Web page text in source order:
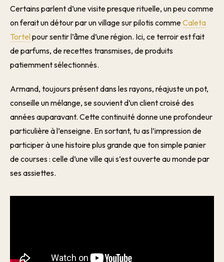
Certains parlent d’une visite presque rituelle, un peu comme
on ferait un détour par un village sur pilotis commeCaleta
Tortelpour sentir l’âme d’une région. Ici, ce terroir est fait
de parfums, de recettes transmises, de produits
patiemment sélectionnés.
Armand, toujours présent dans les rayons, réajuste un pot,
conseille un mélange, se souvient d’un client croisé des
années auparavant. Cette continuité donne une profondeur
particulière à l’enseigne. En sortant, tu as l’impression de
participer à une histoire plus grande que ton simple panier
de courses : celle d’une ville qui s’est ouverte au monde par
ses assiettes.